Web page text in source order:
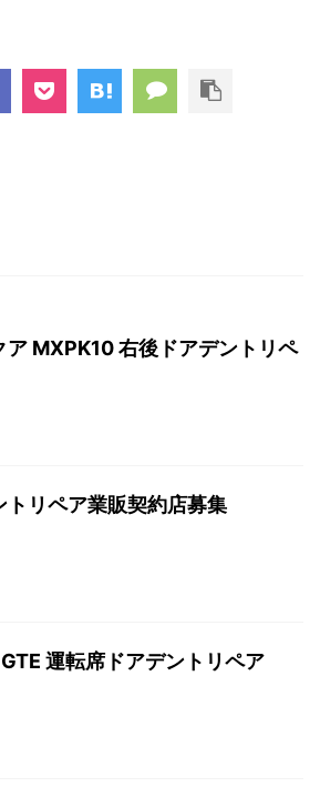
ア MXPK10 右後ドアデントリペ
トリペア業販契約店募集
運転席ドアデントリペア